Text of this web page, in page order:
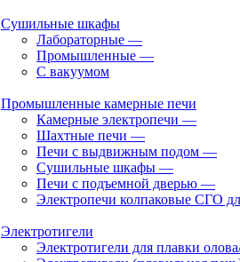
Сушильные шкафы
Лабораторные —
Промышленные —
С вакуумом
Промышленные камерные печи
Камерные электропечи —
Шахтные печи —
Печи с выдвижным подом —
Сушильные шкафы —
Печи с подъемной дверью —
Электропечи колпаковые СГО
Электротигели
Электротигели для плавки